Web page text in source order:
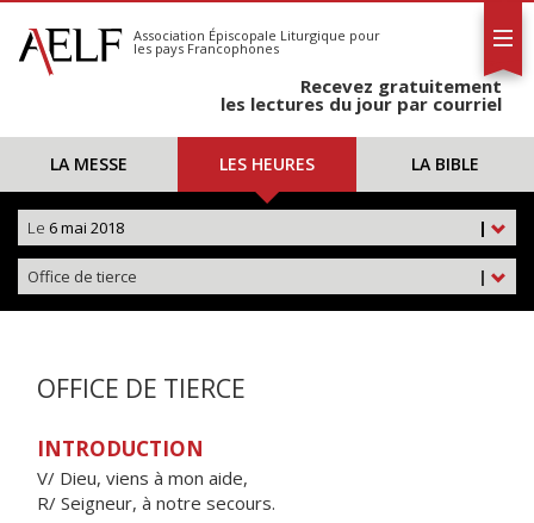
S'abonner
Calendrier
Association Épiscopale Liturgique pour
les pays Francophones
Recevez gratuitement
les lectures du jour par courriel
LA MESSE LES HEURES LA BIBLE
|
Le 6 mai 2018
|
Office de tierce
OFFICE DE TIERCE
INTRODUCTION
V/ Dieu, viens à mon aide,
R/ Seigneur, à notre secours.